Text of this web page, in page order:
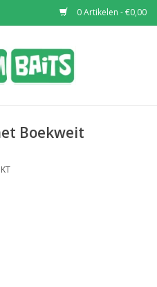
0 Artikelen - €0,00
Boekweit